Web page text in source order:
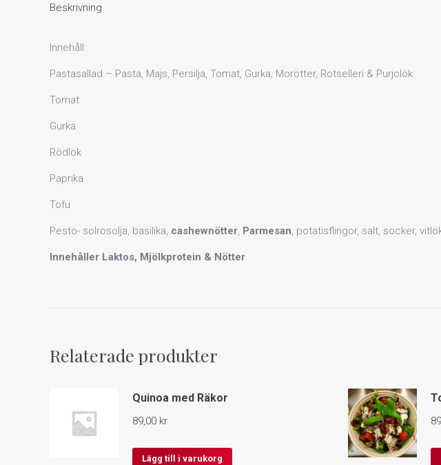
Beskrivning
Innehåll:
Pastasallad – Pasta, Majs, Persilja, Tomat, Gurka, Morötter, Rotselleri & Purjolök
Tomat
Gurka
Rödlök
Paprika
Tofu
Pesto- solrosolja, basilika, cashewnötter Parmesan , potatisflingor, salt, socker,
Innehåller Laktos, Mjölkprotein & Nötter
Relaterade produkter
Quinoa med Räkor
89,00 kr
Lägg till i varukorg